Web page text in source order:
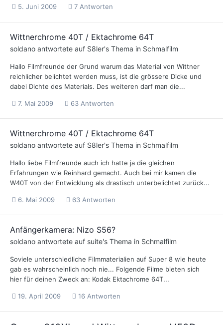
5. Juni 2009 7 Antworten
Wittnerchrome 40T / Ektachrome 64T
soldano antwortete auf S8ler's Thema in Schmalfilm
Hallo Filmfreunde der Grund warum das Material von Wittner
reichlicher belichtet werden muss, ist die grössere Dicke und
dabei Dichte des Materials. Des weiteren darf man die...
7. Mai 2009 63 Antworten
Wittnerchrome 40T / Ektachrome 64T
soldano antwortete auf S8ler's Thema in Schmalfilm
Hallo liebe Filmfreunde auch ich hatte ja die gleichen
Erfahrungen wie Reinhard gemacht. Auch bei mir kamen die
W40T von der Entwicklung als drastisch unterbelichtet zurück...
6. Mai 2009 63 Antworten
Anfängerkamera: Nizo S56?
soldano antwortete auf suite's Thema in Schmalfilm
Soviele unterschiedliche Filmmaterialien auf Super 8 wie heute
gab es wahrscheinlich noch nie... Folgende Filme bieten sich
hier für deinen Zweck an: Kodak Ektachrome 64T...
19. April 2009 16 Antworten